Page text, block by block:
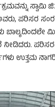
ಸ್ವಾಮಿ
ಪರಿಸರ
ಉತ್ತಮ